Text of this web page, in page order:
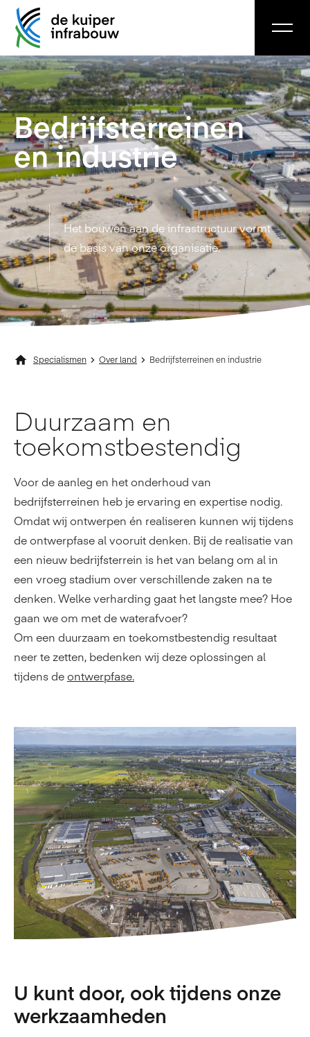
Bedrijfs­terreinen
en industrie
Het bouwen aan de infrastructuur vormt
de basis van onze organisatie.
Specialismen Over land Bedrijfsterreinen en industrie
Duurzaam en
toekomst­bestendig
Voor de aanleg en het onderhoud van
bedrijfsterreinen heb je ervaring en expertise nodig.
Omdat wij ontwerpen én realiseren kunnen wij tijdens
de ontwerpfase al vooruit denken. Bij de realisatie van
een nieuw bedrijfsterrein is het van belang om al in
een vroeg stadium over verschillende zaken na te
denken. Welke verharding gaat het langste mee? Hoe
gaan we om met de waterafvoer?
Om een duurzaam en toekomstbestendig resultaat
neer te zetten, bedenken wij deze oplossingen al
tijdens deontwerpfase.
U kunt door, ook tijdens onze
werkzaamheden